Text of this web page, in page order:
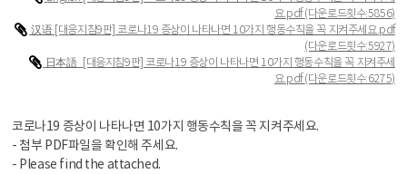
요.pdf(다운로드횟수:5856)
汉语 [대응지침9판] 코로나19 증상이 나타나면 10가지 행동수칙을 꼭 지켜주세요.pdf
(다운로드횟수:5927)
日本語_[대응지침9판] 코로나19 증상이 나타나면 10가지 행동수칙을 꼭 지켜주세
요.pdf(다운로드횟수:6275)
코로나19 증상이 나타나면 10가지 행동수칙을 꼭 지켜주세요.
- 첨부 PDF파일을 확인해 주세요.
- Please find the attached.